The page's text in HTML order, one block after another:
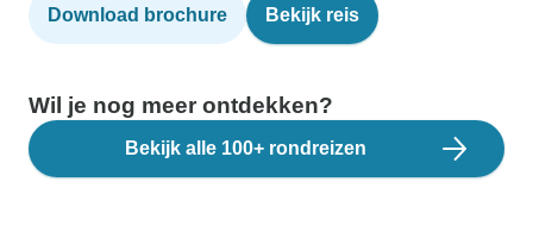
Download brochure Bekijk reis
Wil je nog meer ontdekken?
Bekijk alle 100+ rondreizen